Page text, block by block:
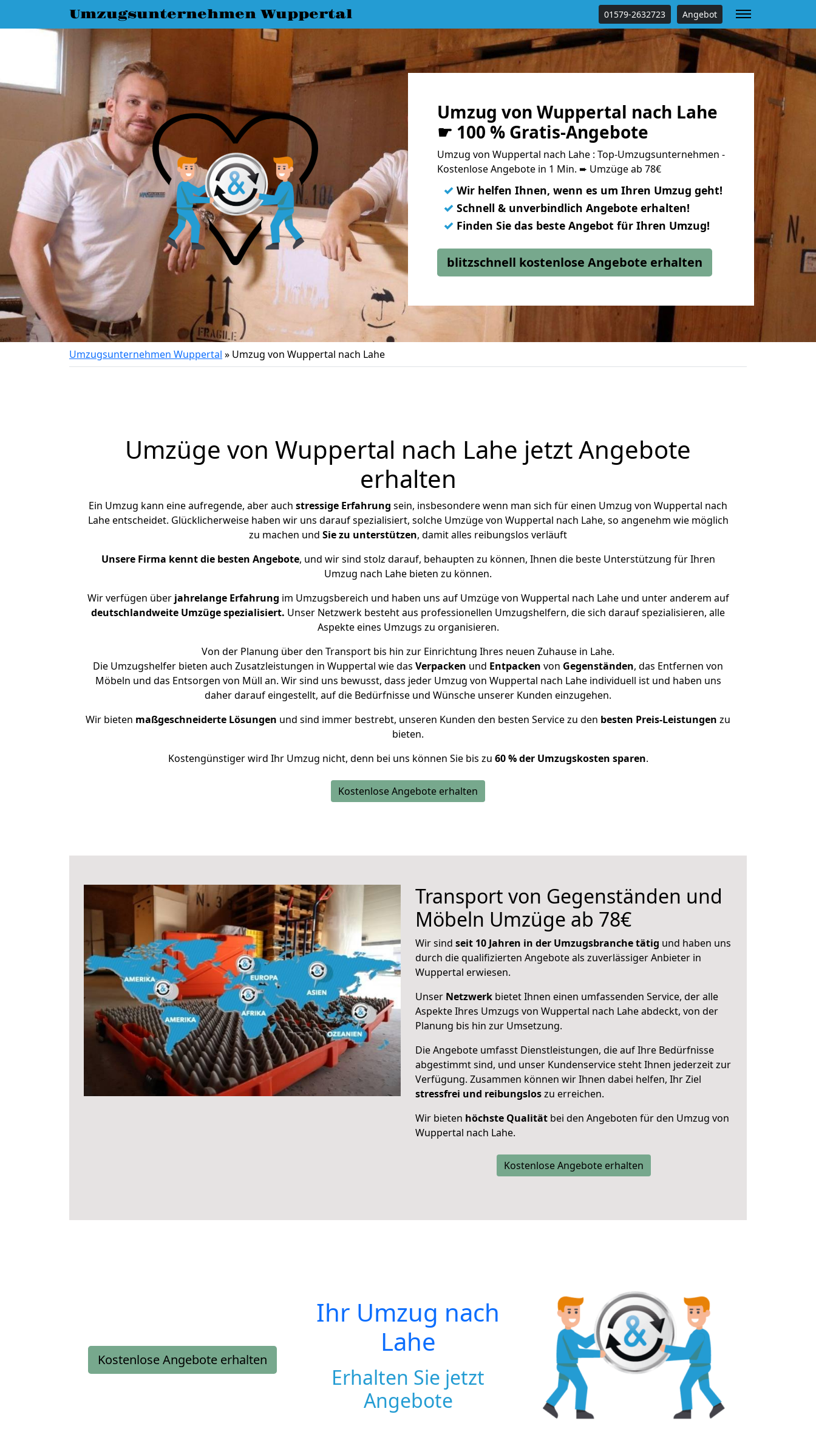
Umzugsunternehmen Wuppertal 01579-2632723 Angebot
Umzug von Wuppertal nach Lahe
☛ 100 % Gratis-Angebote
Umzug von Wuppertal nach Lahe : Top-Umzugsunternehmen -
Kostenlose Angebote in 1 Min. ➨ Umzüge ab 78€
✓ Wir helfen Ihnen, wenn es um Ihren Umzug geht!
✓ Schnell & unverbindlich Angebote erhalten!
✓ Finden Sie das beste Angebot für Ihren Umzug!
blitzschnell kostenlose Angebote erhalten
Umzugsunternehmen Wuppertal » Umzug von Wuppertal nach Lahe
Umzüge von Wuppertal nach Lahe jetzt Angebote
erhalten
Ein Umzug kann eine aufregende, aber auch stressige Erfahrung sein, insbesondere wenn man sich für einen Umzug von Wuppertal nach
Lahe entscheidet. Glücklicherweise haben wir uns darauf spezialisiert, solche Umzüge von Wuppertal nach Lahe, so angenehm wie möglich
zu machen und Sie zu unterstützen, damit alles reibungslos verläuft
Unsere Firma kennt die besten Angebote, und wir sind stolz darauf, behaupten zu können, Ihnen die beste Unterstützung für Ihren
Umzug nach Lahe bieten zu können.
Wir verfügen überjahrelange Erfahrung im Umzugsbereich und haben uns auf Umzüge von Wuppertal nach Lahe und unter anderem auf
deutschlandweite Umzüge spezialisiert. Unser Netzwerk besteht aus professionellen Umzugshelfern, die sich darauf spezialisieren, alle
Aspekte eines Umzugs zu organisieren.
Von der Planung über den Transport bis hin zur Einrichtung Ihres neuen Zuhause in Lahe.
Die Umzugshelfer bieten auch Zusatzleistungen in Wuppertal wie das Verpacken und Entpacken von Gegenständen, das Entfernen von
Möbeln und das Entsorgen von Müll an. Wir sind uns bewusst, dass jeder Umzug von Wuppertal nach Lahe individuell ist und haben uns
daher darauf eingestellt, auf die Bedürfnisse und Wünsche unserer Kunden einzugehen.
Wir bieten maßgeschneiderte Lösungen und sind immer bestrebt, unseren Kunden den besten Service zu den besten Preis-Leistungen zu
bieten.
Kostengünstiger wird Ihr Umzug nicht, denn bei uns können Sie bis zu 60 % der Umzugskosten sparen.
Kostenlose Angebote erhalten
Transport von Gegenständen und
Möbeln Umzüge ab 78€
Wir sind seit 10 Jahren in der Umzugsbranche tätig und haben uns
durch die qualifizierten Angebote als zuverlässiger Anbieter in
Wuppertal erwiesen.
Unser Netzwerk bietet Ihnen einen umfassenden Service, der alle
Aspekte Ihres Umzugs von Wuppertal nach Lahe abdeckt, von der
Planung bis hin zur Umsetzung.
Die Angebote umfasst Dienstleistungen, die auf Ihre Bedürfnisse
abgestimmt sind, und unser Kundenservice steht Ihnen jederzeit zur
Verfügung. Zusammen können wir Ihnen dabei helfen, Ihr Ziel
stressfrei und reibungsloszu erreichen.
Wir bieten höchste Qualität bei den Angeboten für den Umzug von
Wuppertal nach Lahe.
Kostenlose Angebote erhalten
Kostenlose Angebote erhalten
Ihr Umzug nach
Lahe
Erhalten Sie jetzt
Angebote